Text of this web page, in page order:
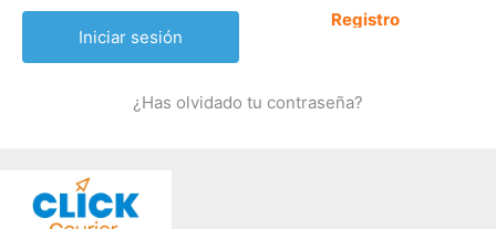
Registro
¿Has olvidado tu contraseña?